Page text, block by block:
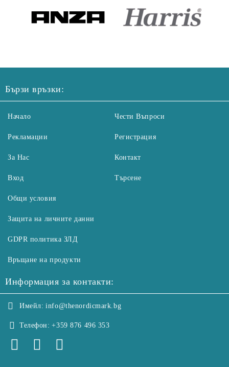
Бързи връзки:
Начало
Рекламации
За Нас
Вход
Чести Въпроси
Регистрация
Контакт
Търсене
Общи условия
Защита на личните данни
GDPR политика ЗЛД
Връщане на продукти
Информация за контакти:
Имейл: info@thenordicmark.bg
Телефон: +359 876 496 353